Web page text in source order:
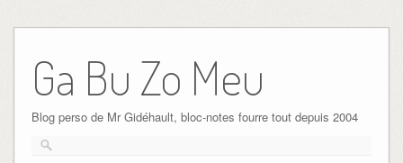
Ga Bu Zo Meu
Blog perso de Mr Gidéhault, bloc-notes fourre tout depuis 2004